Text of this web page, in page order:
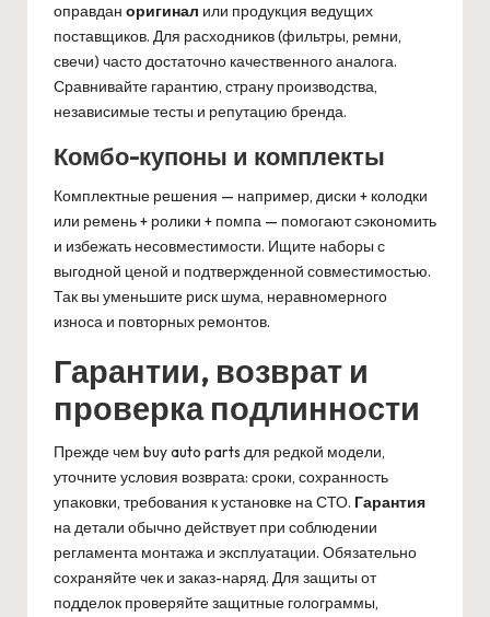
оправдан оригинал или продукция ведущих
поставщиков. Для расходников (фильтры, ремни,
свечи) часто достаточно качественного аналога.
Сравнивайте гарантию, страну производства,
независимые тесты и репутацию бренда.
Комбо-купоны и комплекты
Комплектные решения — например, диски + колодки
или ремень + ролики + помпа — помогают сэкономить
и избежать несовместимости. Ищите наборы с
выгодной ценой и подтвержденной совместимостью.
Так вы уменьшите риск шума, неравномерного
износа и повторных ремонтов.
Гарантии, возврат и
проверка подлинности
Прежде чем buy auto parts для редкой модели,
уточните условия возврата: сроки, сохранность
упаковки, требования к установке на СТО. Гарантия
на детали обычно действует при соблюдении
регламента монтажа и эксплуатации. Обязательно
сохраняйте чек и заказ-наряд. Для защиты от
подделок проверяйте защитные голограммы,